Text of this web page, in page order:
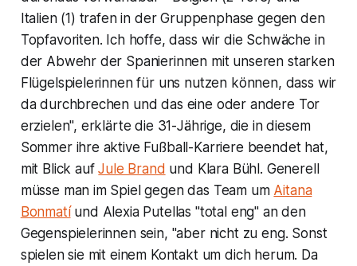
Italien (1) trafen in der Gruppenphase gegen den
Topfavoriten. Ich hoffe, dass wir die Schwäche in
der Abwehr der Spanierinnen mit unseren starken
Flügelspielerinnen für uns nutzen können, dass wir
da durchbrechen und das eine oder andere Tor
erzielen", erklärte die 31-Jährige, die in diesem
Sommer ihre aktive Fußball-Karriere beendet hat,
mit Blick aufJule Brand und Klara Bühl. Generell
müsse man im Spiel gegen das Team um Aitana
Bonmatíund Alexia Putellas "total eng" an den
Gegenspielerinnen sein, "aber nicht zu eng. Sonst
spielen sie mit einem Kontakt um dich herum. Da